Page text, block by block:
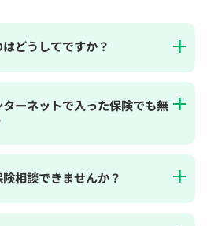
どうしてですか？
ーネットで入った保険でも無
相談できませんか？